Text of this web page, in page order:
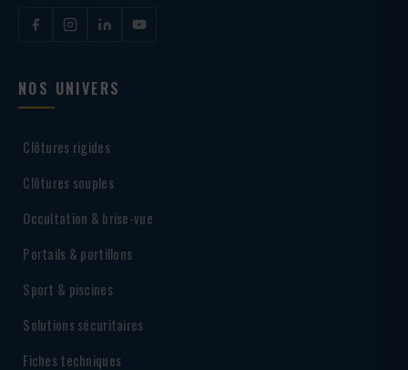
NOS UNIVERS
Clôtures rigides
Clôtures souples
Occultation & brise-vue
Portails & portillons
Sport & piscines
Solutions sécuritaires
Fiches techniques